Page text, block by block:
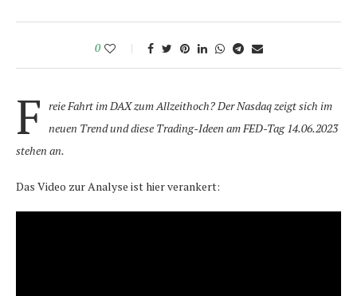
0
F
reie Fahrt im DAX zum Allzeithoch? Der Nasdaq zeigt sich im
neuen Trend und diese Trading-Ideen am FED-Tag 14.06.2023
stehen an.
Das Video zur Analyse ist hier verankert: